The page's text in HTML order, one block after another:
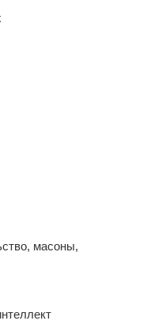
масоны,